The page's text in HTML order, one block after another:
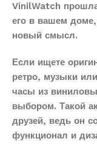
VinilWatch
его в вашем
новый смысл.
Если ищете
ретро, музыки
часы из
выбором. Такой
друзей, ведь он
функционал и